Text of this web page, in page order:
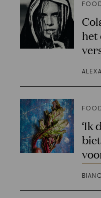
het
‘Ik